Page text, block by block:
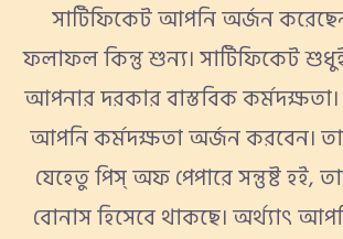
সার্টিফিকেট আপনি অর্জন
ফলাফল কিন্তু শুন্য। সার্টিফিকেট
আপনার দরকার বাস্তবিক
আপনি কর্মদক্ষতা অর্জন করবেন।
যেহেতু পিস্ অফ পেপারে সন্তুষ্ট হই,
বোনাস হিসেবে থাকছে। অর্থ্যাৎ